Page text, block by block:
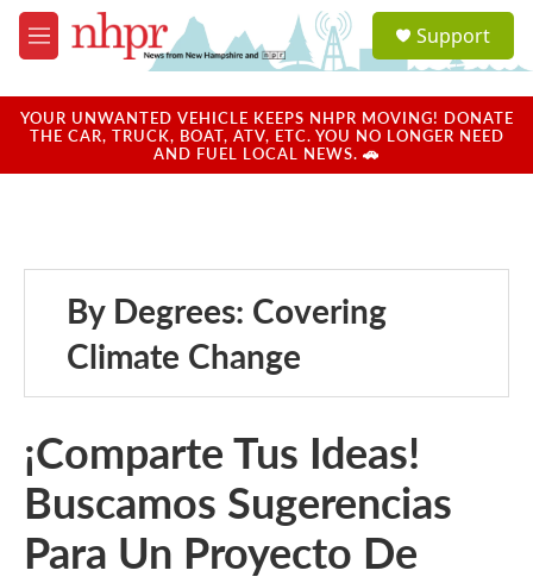
Skip to main content
M
e
u
a
u
Support
YOUR UNWANTED VEHICLE KEEPS NHPR MOVING! DONATE
THE CAR, TRUCK, BOAT, ATV, ETC. YOU NO LONGER NEED
AND FUEL LOCAL NEWS. 🚗
By Degrees: Covering
Climate Change
¡Comparte Tus Ideas!
Buscamos Sugerencias
Para Un Proyecto De